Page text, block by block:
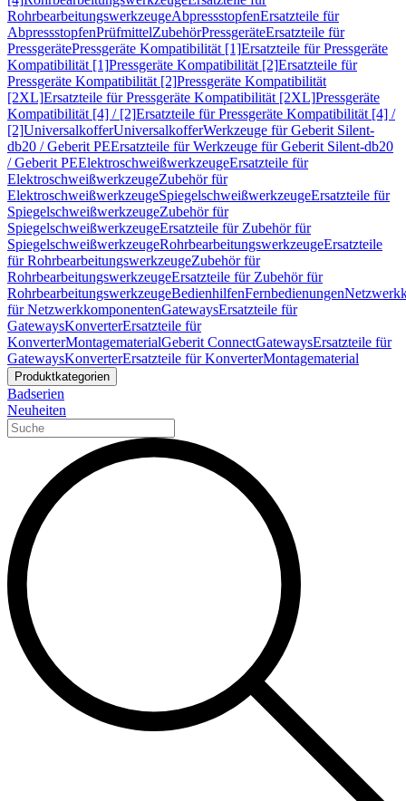
RohrbearbeitungswerkzeugeAbpressstopfenErsatzteile für
AbpressstopfenPrüfmittelZubehörPressgeräteErsatzteile für
PressgerätePressgeräte Kompatibilität [1]Ersatzteile für Pressgeräte
Kompatibilität [1]Pressgeräte Kompatibilität [2]Ersatzteile für
Pressgeräte Kompatibilität [2]Pressgeräte Kompatibilität
[2XL]Ersatzteile für Pressgeräte Kompatibilität [2XL]Pressgeräte
Kompatibilität [4] / [2]Ersatzteile für Pressgeräte Kompatibilität [4] /
[2]UniversalkofferUniversalkofferWerkzeuge für Geberit Silent-
db20 / Geberit PEErsatzteile für Werkzeuge für Geberit Silent-db20
/ Geberit PEElektroschweißwerkzeugeErsatzteile für
ElektroschweißwerkzeugeZubehör für
ElektroschweißwerkzeugeSpiegelschweißwerkzeugeErsatzteile für
SpiegelschweißwerkzeugeZubehör für
SpiegelschweißwerkzeugeErsatzteile für Zubehör für
SpiegelschweißwerkzeugeRohrbearbeitungswerkzeugeErsatzteile
für RohrbearbeitungswerkzeugeZubehör für
RohrbearbeitungswerkzeugeErsatzteile für Zubehör für
RohrbearbeitungswerkzeugeBedienhilfenFernbedienungen
für NetzwerkkomponentenGatewaysErsatzteile für
GatewaysKonverterErsatzteile für
KonverterMontagematerialGeberit ConnectGatewaysErsatzteile für
GatewaysKonverterErsatzteile für KonverterMontagematerial
Produktkategorien
Badserien
Neuheiten